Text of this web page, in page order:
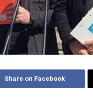
Share on Facebook